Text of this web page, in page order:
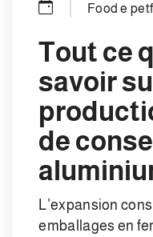
Food e
Tout ce
savoir
de
L’expansion
emballages en